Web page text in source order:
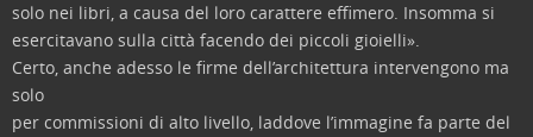
solo nei libri, a causa del loro carattere effimero. Insomma si
esercitavano sulla città facendo dei piccoli gioielli».
Certo, anche adesso le firme dell’architettura intervengono ma
solo
per commissioni di alto livello, laddove l’immagine fa parte del